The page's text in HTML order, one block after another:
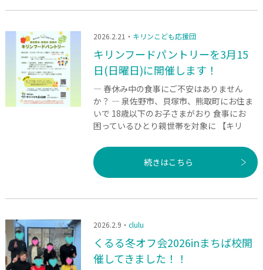
2026.2.21・ キリンこども応援団
キリンフードパントリーを3月15
日(日曜日)に開催します！
― 春休み中の食事にご不安はありません
か？ ― 泉佐野市、貝塚市、熊取町にお住ま
いで 18歳以下のお子さまがおり 食事にお
困っているひとり親世帯を対象に 【キリ
続きはこちら
2026.2.9・clulu
くるる冬オフ会2026inまちば校開
催してきました！！